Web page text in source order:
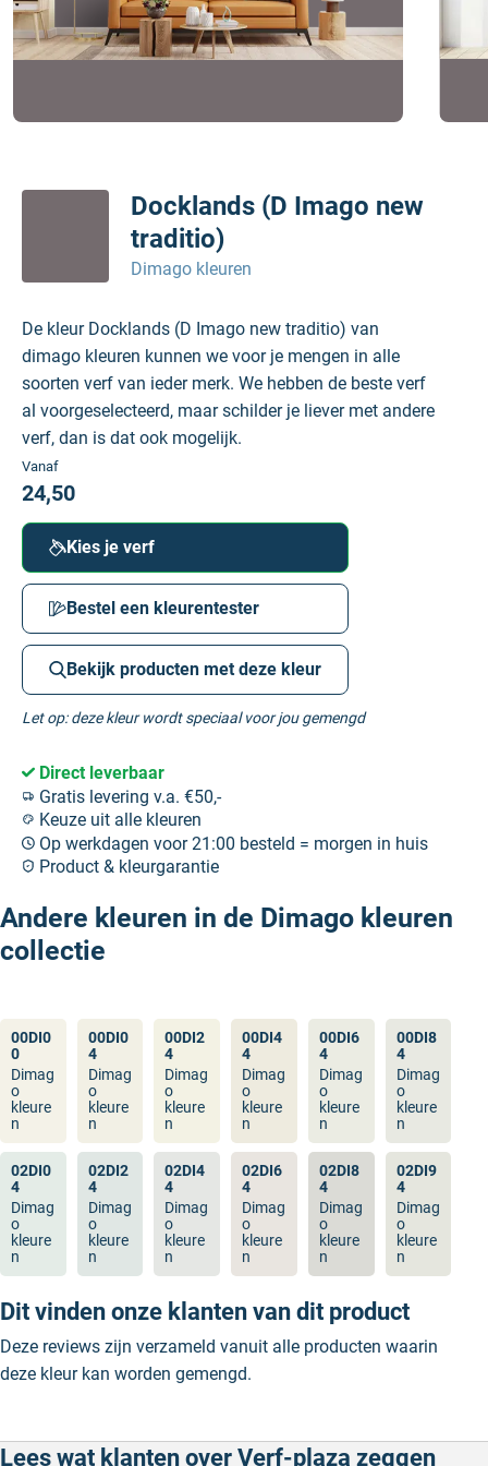
Docklands (D Imago new
traditio)
Dimago kleuren
De kleur Docklands (D Imago new traditio) van
dimago kleuren kunnen we voor je mengen in alle
soorten verf van ieder merk. We hebben de beste verf
al voorgeselecteerd, maar schilder je liever met andere
verf, dan is dat ook mogelijk.
Vanaf
24,50
Kies je verf
Bestel een kleurentester
Bekijk producten met deze kleur
Let op: deze kleur wordt speciaal voor jou gemengd
Direct leverbaar
Gratis levering v.a. €50,-
Keuze uit alle kleuren
Op werkdagen voor 21:00 besteld = morgen in huis
Product & kleurgarantie
Andere kleuren in de Dimago kleuren
collectie
00DI0
0
Dimag
o
kleure
n
00DI0
4
Dimag
o
kleure
n
00DI2
4
Dimag
o
kleure
n
00DI4
4
Dimag
o
kleure
n
00DI6
4
Dimag
o
kleure
n
00DI8
4
Dimag
o
kleure
n
02DI0
4
Dimag
o
kleure
n
02DI2
4
Dimag
o
kleure
n
02DI4
4
Dimag
o
kleure
n
02DI6
4
Dimag
o
kleure
n
02DI8
4
Dimag
o
kleure
n
02DI9
4
Dimag
o
kleure
n
Dit vinden onze klanten van dit product
Deze reviews zijn verzameld vanuit alle producten waarin
deze kleur kan worden gemengd.
Lees wat klanten over Verf-plaza zeggen